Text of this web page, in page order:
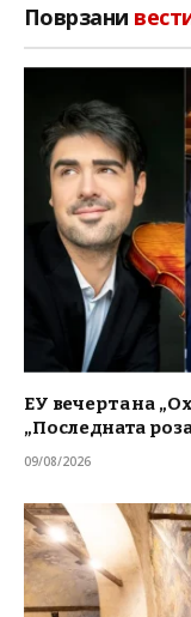
Поврзани
ЕУ вечерта на
„Последната
09/08/2026